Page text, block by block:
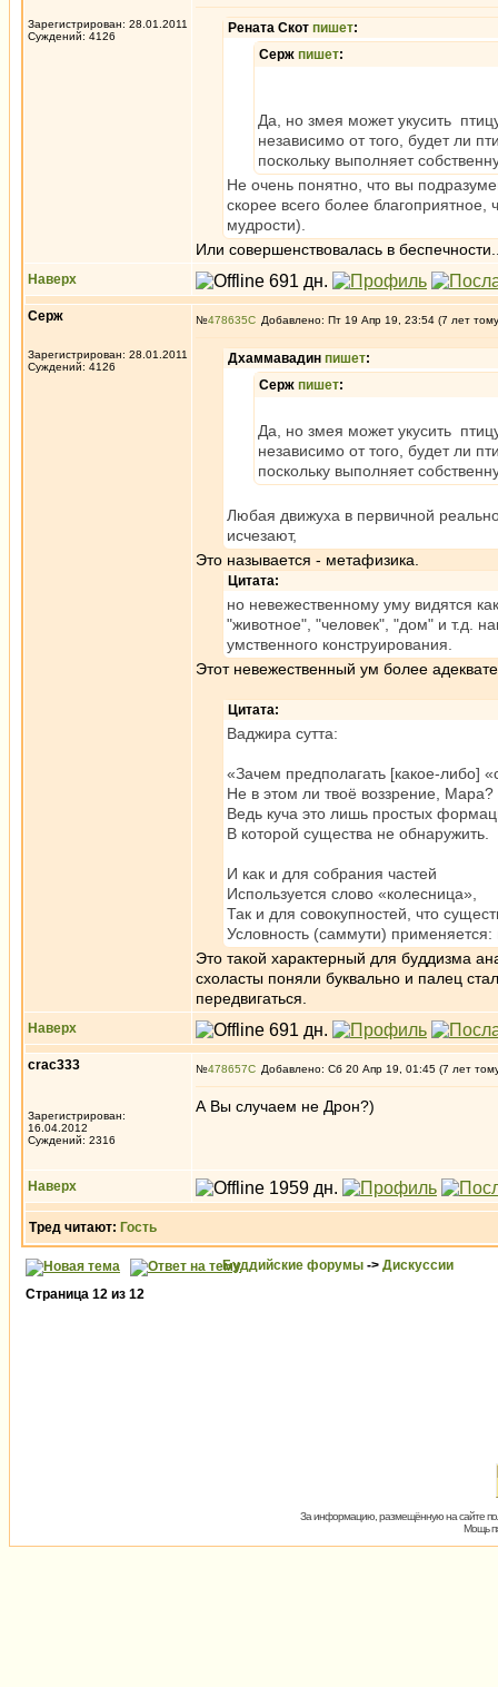
Зарегистрирован: 28.01.2011
Суждений: 4126
Рената Скот пишет:
Серж пишет:
Да, но змея может укусить
независимо от того, будет ли
поскольку выполняет
Не очень понятно, что вы
скорее всего более
мудрости).
Или совершенствовалась в
Наверх
Серж
Зарегистрирован: 28.01.2011
Суждений: 4126
№478635 Добавлено: Пт 19 Апр 19, 23:54 (7 лет
Дхаммавадин пишет:
Серж пишет:
Да, но змея может укусить
независимо от того, будет ли
поскольку выполняет
Любая движуха в первичной
исчезают,
Это называется - метафизика.
Цитата:
но невежественному уму видятся
"животное", "человек", "дом" и т.д.
умственного конструирования.
Этот невежественный ум более
Цитата:
Ваджира сутта:
«Зачем предполагать [какое-либо]
Не в этом ли твоё воззрение, Мара?
Ведь куча это лишь простых
В которой существа не обнаружить.
И как и для собрания частей
Используется слово «колесница»,
Так и для совокупностей, что
Условность (саммути) применяется:
Это такой характерный для буддизма
схоласты поняли буквально и палец
передвигаться.
Наверх
crac333
Зарегистрирован:
16.04.2012
Суждений: 2316
№478657 Добавлено: Сб 20 Апр 19, 01:45 (7 лет
А Вы случаем не Дрон?)
Наверх
Тред читают: Гость
Буддийские форумы -> Дискуссии
Страница 12 из 12
За информацию, размещённую на сайте
Мощь